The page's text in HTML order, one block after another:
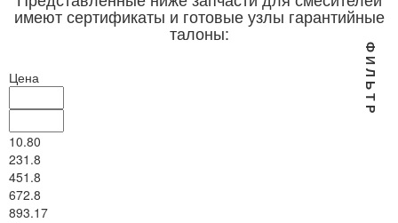
имеют сертификаты и готовые узлы гарантийные
талоны:
Ф И Л Ь Т Р
Цена
10.80
231.8
451.8
672.8
893.17